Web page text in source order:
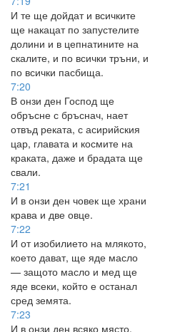
И те ще дойдат и всичките
ще накацат по запустелите
долини и в цепнатините на
скалите, и по всички тръни, и
по всички пасбища.
7:20
В онзи ден Господ ще
обръсне с бръснач, нает
отвъд реката, с асирийския
цар, главата и космите на
краката, даже и брадата ще
свали.
7:21
И в онзи ден човек ще храни
крава и две овце.
7:22
И от изобилието на млякото,
което дават, ще яде масло
— защото масло и мед ще
яде всеки, който е останал
сред земята.
7:23
И в онзи ден всяко място,